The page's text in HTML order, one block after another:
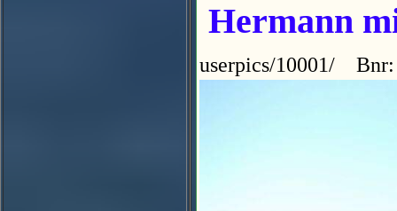
Hermann
userpics/10001/ Bnr: